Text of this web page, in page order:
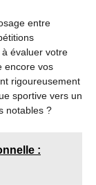
entre
évaluer votre
encore vos
rigoureusement
sportive vers un
notables ?
: